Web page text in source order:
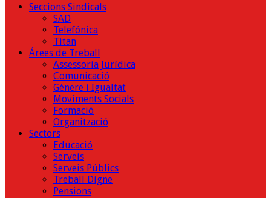
Seccions Sindicals
SAD
Telefónica
Titan
Árees de Treball
Assessoria Jurídica
Comunicació
Gènere i Igualtat
Moviments Socials
Formació
Organització
Sectors
Educació
Serveis
Serveis Públics
Treball Digne
Pensions